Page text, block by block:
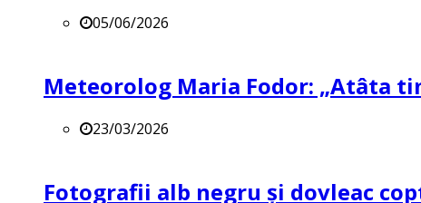
05/06/2026
Meteorolog Maria Fodor: „Atâta
23/03/2026
Fotografii alb negru și dovleac